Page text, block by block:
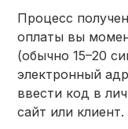
Процесс
оплаты вы
(обычно 15–20
электронный
ввести код в
сайт или клиент.